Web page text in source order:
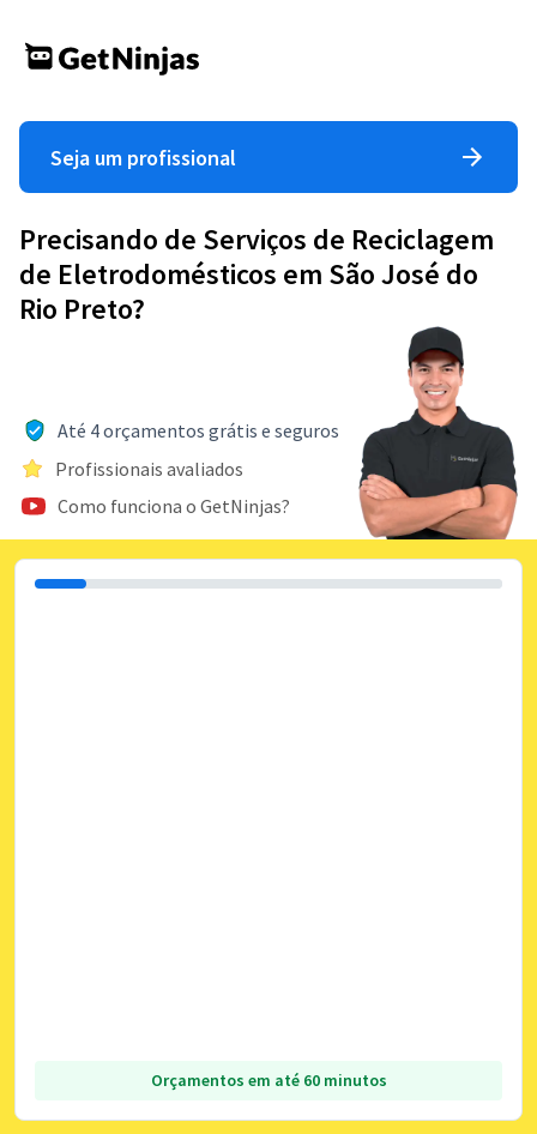
Seja um profissional
Precisando de Serviços de Reciclagem
de Eletrodomésticos em São José do
Rio Preto?
Até 4 orçamentos grátis e seguros
Profissionais avaliados
Como funciona o GetNinjas?
Orçamentos em até 60 minutos